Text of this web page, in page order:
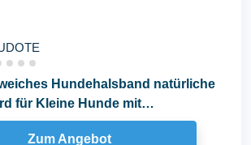
Hundehalsband natürliche
für Kleine Hunde mit
Zum Angebot